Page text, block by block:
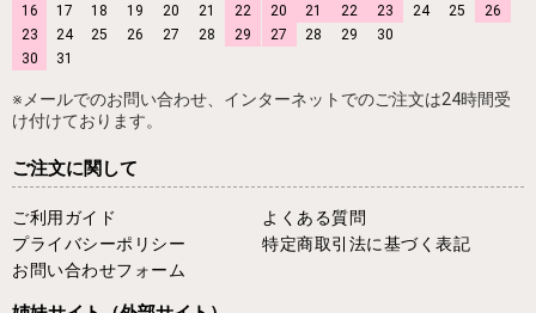
16
17 18 19 20 21
22
23
24 25 26 27 28
29
30
31
20
21 22 23 24 25
26
27
28 29 30
※メールでのお問い合わせ、インターネットでのご注文は24時間受
け付けております。
ご注文に関して
ご利用ガイド
よくある質問
プライバシーポリシー
特定商取引法に基づく表記
お問い合わせフォーム